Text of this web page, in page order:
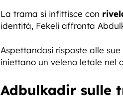
La trama si infittisce con
identità, Fekeli affronta
Aspettandosi risposte alle
iniettano un veleno letale nel
Adbulkadir sulle